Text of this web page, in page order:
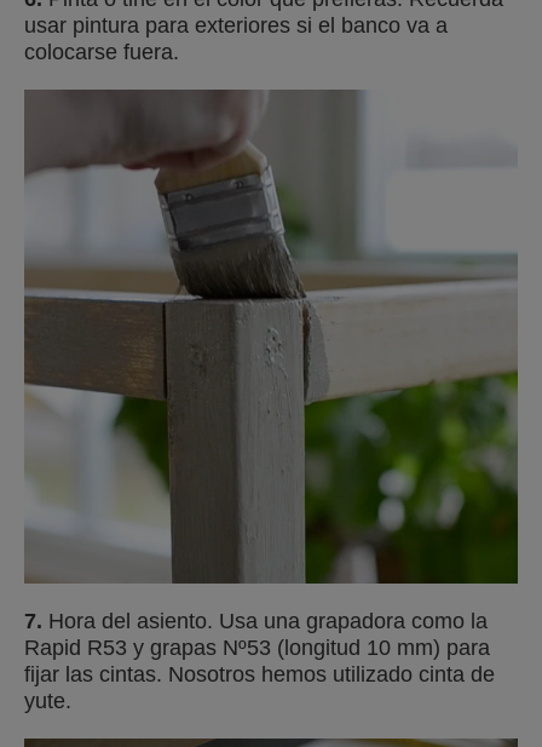
usar pintura para exteriores si el banco va a
colocarse fuera.
7. Hora del asiento. Usa una grapadora como la
Rapid R53 y grapas Nº53 (longitud 10 mm) para
fijar las cintas. Nosotros hemos utilizado cinta de
yute.